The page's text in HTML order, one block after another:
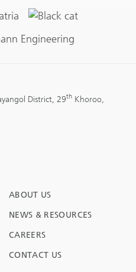
District, 29th Khoroo,
ABOUT US
NEWS & RESOURCES
CAREERS
CONTACT US